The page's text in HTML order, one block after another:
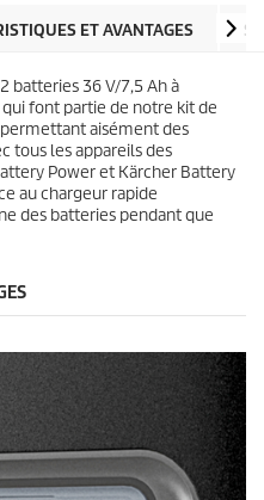
ET AVANTAGES
batteries 36 V/7,5 Ah à
font partie de notre kit de
aisément des
tous les appareils des
Power et Kärcher Battery
au chargeur rapide
des batteries pendant que